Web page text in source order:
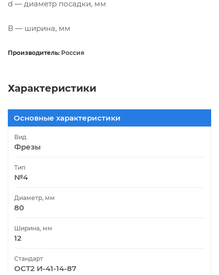
d — диаметр посадки, мм
В — ширина, мм
Производитель: Россия
Характеристики
Основные характеристики
Вид
Фрезы
Тип
№4
Диаметр, мм
80
Ширина, мм
12
Стандарт
ОСТ2 И-41-14-87